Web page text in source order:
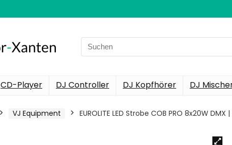
Search
for:
CD-Player DJ Controller DJ Kopfhörer DJ
VJ Equipment EUROLITE LED Strobe COB PRO 8x20W